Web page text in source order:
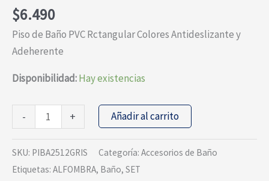
$6.490
Piso de Baño PVC Rctangular Colores Antideslizante y
Adeherente
Disponibilidad:Hay existencias
-
de
Baño
PVC
+ Añadir al carrito
SKU: PIBA2512GRIS Categoría: Accesorios de Baño
Etiquetas: ALFOMBRA, Baño, SET